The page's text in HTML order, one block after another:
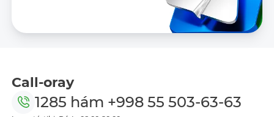
Call-oray
1285 hám +998 55 503-63-63